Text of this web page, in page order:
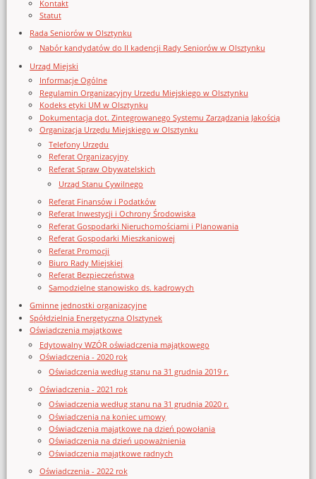
Kontakt
Statut
Rada Seniorów w Olsztynku
Nabór kandydatów do II kadencji Rady Seniorów w Olsztynku
Urząd Miejski
Informacje Ogólne
Regulamin Organizacyjny Urzedu Miejskiego w Olsztynku
Kodeks etyki UM w Olsztynku
Dokumentacja dot. Zintegrowanego Systemu Zarządzania Jakością
Organizacja Urzędu Miejskiego w Olsztynku
Telefony Urzędu
Referat Organizacyjny
Referat Spraw Obywatelskich
Urząd Stanu Cywilnego
Referat Finansów i Podatków
Referat Inwestycji i Ochrony Środowiska
Referat Gospodarki Nieruchomościami i Planowania
Referat Gospodarki Mieszkaniowej
Referat Promocji
Biuro Rady Miejskiej
Referat Bezpieczeństwa
Samodzielne stanowisko ds. kadrowych
Gminne jednostki organizacyjne
Spółdzielnia Energetyczna Olsztynek
Oświadczenia majątkowe
Edytowalny WZÓR oświadczenia majątkowego
Oświadczenia - 2020 rok
Oświadczenia według stanu na 31 grudnia 2019 r.
Oświadczenia - 2021 rok
Oświadczenia według stanu na 31 grudnia 2020 r.
Oświadczenia na koniec umowy
Oświadczenia majątkowe na dzień powołania
Oświadczenia na dzień upoważnienia
Oświadczenia majątkowe radnych
Oświadczenia - 2022 rok